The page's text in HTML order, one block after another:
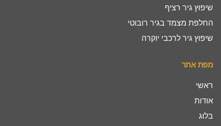
שיפוץ גיר רציף
החלפת מצמד בגיר רובוטי
שיפוץ גיר לרכבי יוקרה
מפת אתר
ראשי
אודות
בלוג